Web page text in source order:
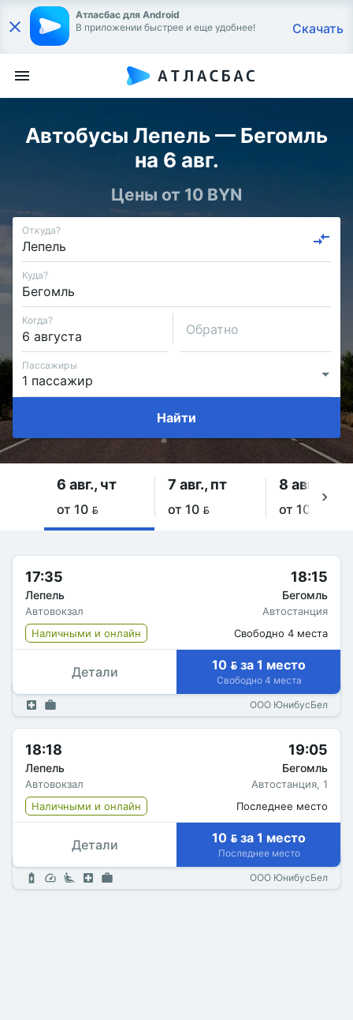
Атласбас для Android
В приложении быстрее и еще удобнее!
Скачать
Автобусы Лепель — Бегомль
на 6 авг.
Цены от 10 BYN
Откуда?
Куда?
Когда?
Обратно
Пассажиры
Найти
6 авг., чт
от 10 
7 авг., пт
от 10 
8 авг., сб
от 10 
17:35
Лепель
Автовокзал
18:15
Бегомль
Автостанция
Наличными и онлайн
Свободно 4 места
Детали 10  за 1 место
Свободно 4 места
ООО ЮнибусБел
18:18
Лепель
Автовокзал
19:05
Бегомль
Автостанция, 1
Наличными и онлайн
Последнее место
Детали 10  за 1 место
Последнее место
ООО ЮнибусБел